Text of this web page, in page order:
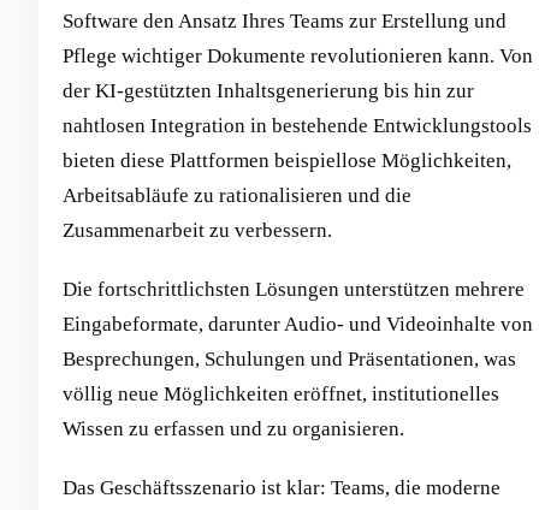
Software den Ansatz Ihres Teams zur Erstellung und
Pflege wichtiger Dokumente revolutionieren kann. Von
der KI-gestützten Inhaltsgenerierung bis hin zur
nahtlosen Integration in bestehende Entwicklungstools
bieten diese Plattformen beispiellose Möglichkeiten,
Arbeitsabläufe zu rationalisieren und die
Zusammenarbeit zu verbessern.
Die fortschrittlichsten Lösungen unterstützen mehrere
Eingabeformate, darunter Audio- und Videoinhalte von
Besprechungen, Schulungen und Präsentationen, was
völlig neue Möglichkeiten eröffnet, institutionelles
Wissen zu erfassen und zu organisieren.
Das Geschäftsszenario ist klar: Teams, die moderne